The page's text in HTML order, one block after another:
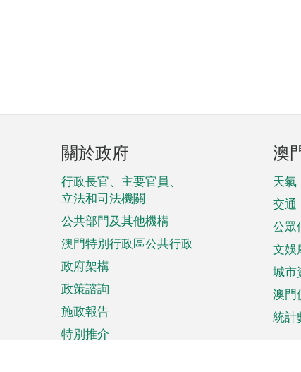
頁
腳
菜
單
關於政府
行政長官、主要官員、
立法和司法機關
公共部門及其他機構
澳門特別行政區公共行政
政府架構
政策諮詢
施政報告
特別推介
澳
天氣
交通
公眾
文娛
城市
澳門
統計